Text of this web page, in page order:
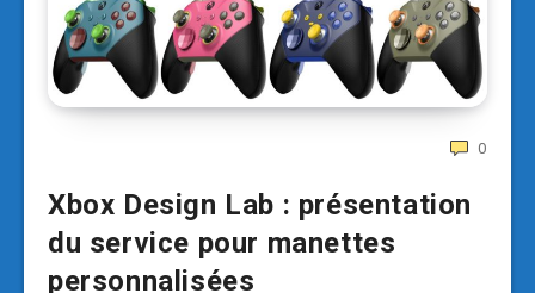
0
Xbox Design Lab : présentation
du service pour manettes
personnalisées